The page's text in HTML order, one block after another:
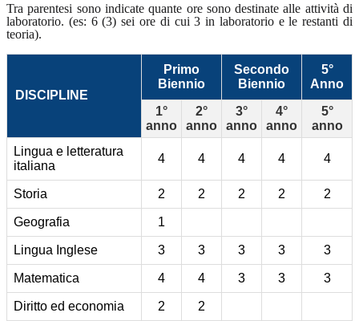
Tra parentesi sono indicate quante ore sono destinate alle attività di
laboratorio. (es: 6 (3) sei ore di cui 3 in laboratorio e le restanti di
teoria).
DISCIPLINE
Primo
Biennio
Secondo
Biennio
5°
Anno
1°
anno
2°
anno
3°
anno
4°
anno
5°
anno
Lingua e letteratura
italiana
4 4 4 4 4
Storia 2 2 2 2 2
Geografia 1
Lingua Inglese 3 3 3 3 3
Matematica 4 4 3 3 3
Diritto ed economia 2 2